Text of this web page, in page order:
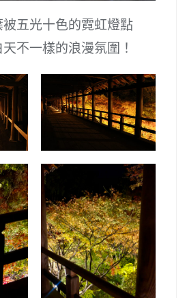
五光十色的霓虹燈點
不一樣的浪漫氛圍！